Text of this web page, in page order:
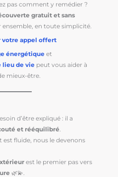
pas comment y remédier ?
gratuit et sans
ensemble, en toute simplicité.
votre appel offert
énergétique et
lieu de vie peut vous aider à
mieux-être.
d’être expliqué : il a
et rééquilibré.
fluide, nous le devenons
est le premier pas vers
🌿💫.